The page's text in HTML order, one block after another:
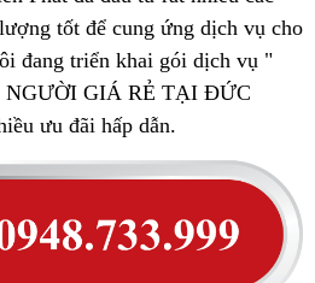
tốt để cung ứng dịch vụ cho
đang triển khai gói dịch vụ "
NGƯỜI GIÁ RẺ TẠI ĐỨC
ưu đãi hấp dẫn.